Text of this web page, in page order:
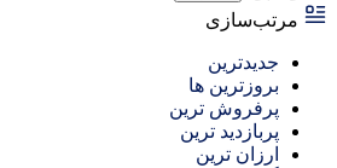
مرتب‌سازی
جدیدترین
بروزترین ها
پرفروش ترین
پربازدید ترین
ارزان ترین